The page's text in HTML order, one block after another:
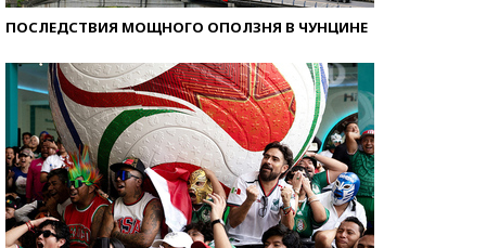
ПОСЛЕДСТВИЯ МОЩНОГО ОПОЛЗНЯ В ЧУНЦИНЕ